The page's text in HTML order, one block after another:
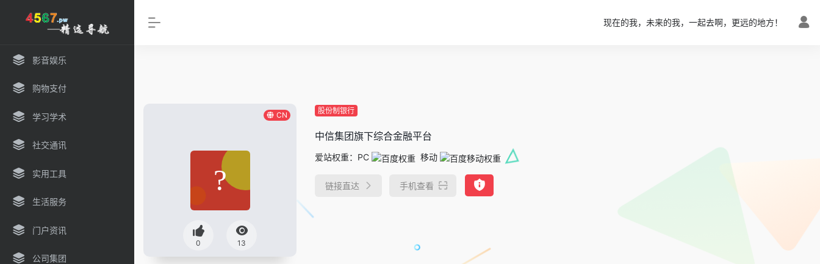
影音娱乐
购物支付
学习学术
社交通讯
实用工具
生活服务
门户资讯
公司集团
现在的我，未来的我，一起去啊，更远的地方！
CN
0 13
股份制银行
中信集团旗下综合金融平台
爱站权重： PC 移动
链接直达 手机查看